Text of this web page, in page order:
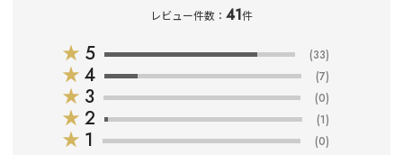
レビュー件数： 41件
★ 5 (33)
★ 4 (7)
★ 3 (0)
★ 2 (1)
★ 1 (0)